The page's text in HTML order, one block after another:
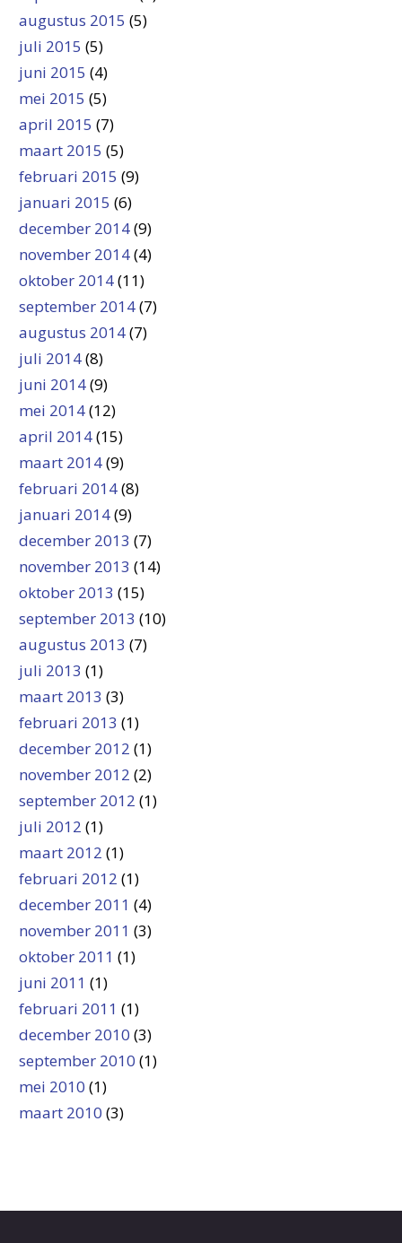
augustus 2015 (5)
juli 2015 (5)
juni 2015 (4)
mei 2015 (5)
april 2015 (7)
maart 2015 (5)
februari 2015 (9)
januari 2015 (6)
december 2014(9)
november 2014(4)
oktober 2014(11)
september 2014(7)
augustus 2014(7)
juli 2014(8)
juni 2014(9)
mei 2014(12)
april 2014(15)
maart 2014(9)
februari 2014(8)
januari 2014(9)
december 2013 (7)
november 2013 (14)
oktober 2013 (15)
september 2013 (10)
augustus 2013 (7)
juli 2013 (1)
maart 2013 (3)
februari 2013 (1)
december 2012 (1)
november 2012 (2)
september 2012 (1)
juli 2012 (1)
maart 2012 (1)
februari 2012 (1)
december 2011 (4)
november 2011 (3)
oktober 2011 (1)
juni 2011 (1)
februari 2011 (1)
december 2010 (3)
september 2010 (1)
mei 2010 (1)
maart 2010 (3)